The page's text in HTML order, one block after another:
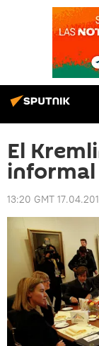
El
informal
13:20 GMT